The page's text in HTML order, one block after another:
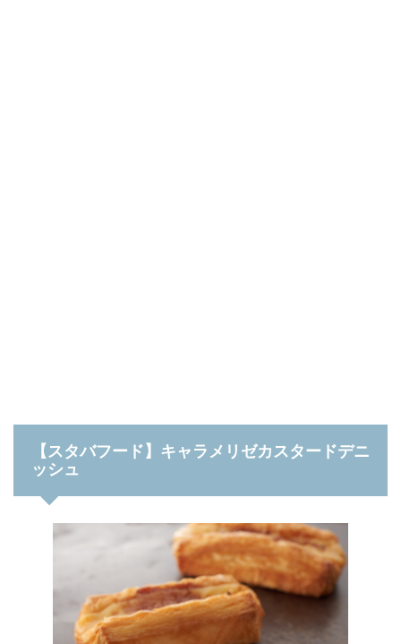
【スタバフード】キャラメリゼカスタードデニ
ッシュ